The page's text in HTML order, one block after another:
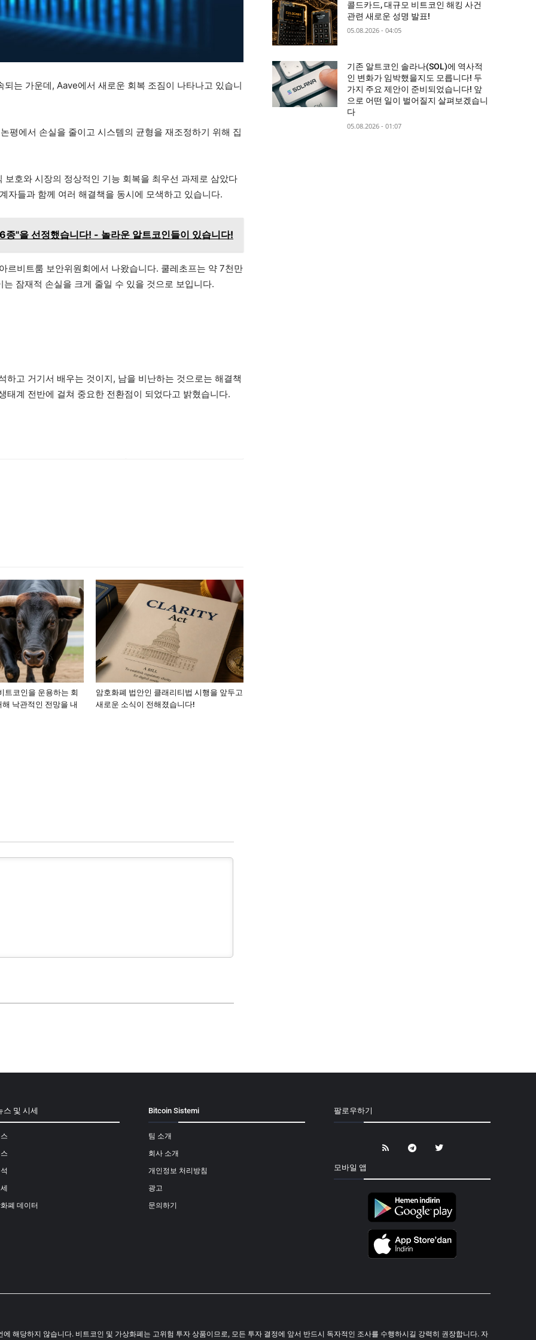
는 가운데, Aave에서 새로운 회복 조짐이 나타나고 있습니
평에서 손실을 줄이고 시스템의 균형을 재조정하기 위해 집
호와 시장의 정상적인 기능 회복을 최우선 과제로 삼았다
자들과 함께 여러 해결책을 동시에 모색하고 있습니다.
"을 선정했습니다! - 놀라운 알트코인들이 있습니다!
르비트룸 보안위원회에서 나왔습니다. 쿨레초프는 약 7천만
잠재적 손실을 크게 줄일 수 있을 것으로 보입니다.
고 거기서 배우는 것이지, 남을 비난하는 것으로는 해결책
계 전반에 걸쳐 중요한 전환점이 되었다고 밝혔습니다.
트코인을 운용하는 회
낙관적인 전망을 내
암호화폐 법안인 클래리티법 시행을 앞두고
새로운 소식이 전해졌습니다!
콜드카드, 대규모 비트코인 해킹 사건
관련 새로운 성명 발표!
05.08.2026 - 04:05
기존 알트코인 솔라나(SOL)에 역사적
인 변화가 임박했을지도 모릅니다! 두
가지 주요 제안이 준비되었습니다! 앞
으로 어떤 일이 벌어질지 살펴보겠습니
다
05.08.2026 - 01:07
스 및 시세
폐 데이터
Bitcoin Sistemi
팀 소개
회사 소개
개인정보 처리방침
광고
문의하기
팔로우하기
모바일 앱
해당하지 않습니다. 비트코인 및 가상화폐는 고위험 투자 상품이므로, 모든 투자 결정에 앞서 반드시 독자적인 조사를 수행하시길 강력히 권장합니다. 자